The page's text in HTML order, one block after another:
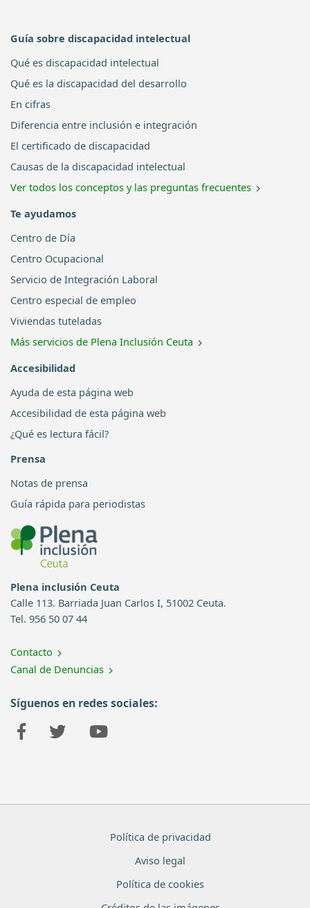
Guía sobre discapacidad intelectual
Qué es discapacidad intelectual
Qué es la discapacidad del desarrollo
En cifras
Diferencia entre inclusión e integración
El certificado de discapacidad
Causas de la discapacidad intelectual
Ver todos los conceptos y las preguntas frecuentes
Te ayudamos
Centro de Día
Centro Ocupacional
Servicio de Integración Laboral
Centro especial de empleo
Viviendas tuteladas
Más servicios de Plena Inclusión Ceuta
Accesibilidad
Ayuda de esta página web
Accesibilidad de esta página web
¿Qué es lectura fácil?
Prensa
Notas de prensa
Guía rápida para periodistas
Plena inclusión Ceuta
Calle 113. Barriada Juan Carlos I, 51002 Ceuta.
Tel. 956 50 07 44
Contacto
Canal de Denuncias
Síguenos en redes sociales:
Política de privacidad
Aviso legal
Política de cookies